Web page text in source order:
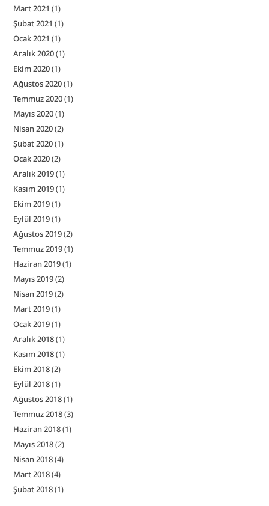
Mart 2021 (1)
Şubat 2021 (1)
Ocak 2021 (1)
Aralık 2020(1)
Ekim 2020(1)
Ağustos 2020(1)
Temmuz 2020(1)
Mayıs 2020(1)
Nisan 2020(2)
Şubat 2020(1)
Ocak 2020(2)
Aralık 2019(1)
Kasım 2019(1)
Ekim 2019(1)
Eylül 2019(1)
Ağustos 2019(2)
Temmuz 2019(1)
Haziran 2019(1)
Mayıs 2019(2)
Nisan 2019(2)
Mart 2019(1)
Ocak 2019(1)
Aralık 2018(1)
Kasım 2018(1)
Ekim 2018(2)
Eylül 2018(1)
Ağustos 2018(1)
Temmuz 2018(3)
Haziran 2018(1)
Mayıs 2018(2)
Nisan 2018(4)
Mart 2018(4)
Şubat 2018(1)